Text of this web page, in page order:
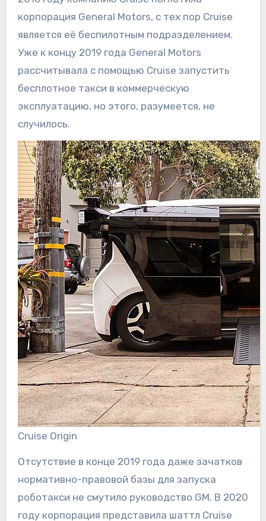
корпорация General Motors, с тех пор Cruise
является её беспилотным подразделением.
Уже к концу 2019 года General Motors
рассчитывала с помощью Cruise запустить
бесплотное такси в коммерческую
эксплуатацию, но этого, разумеется, не
случилось.
Cruise Origin
Отсутствие в конце 2019 года даже зачатков
нормативно-правовой базы для запуска
роботакси не смутило руководство GM. В 2020
году корпорация представила шаттл Cruise